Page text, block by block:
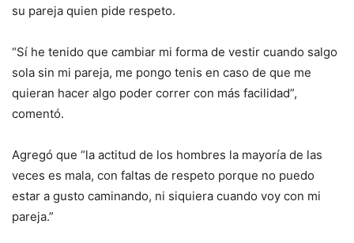
su pareja quien pide respeto.
“Sí he tenido que cambiar mi forma de vestir cuando salgo
sola sin mi pareja, me pongo tenis en caso de que me
quieran hacer algo poder correr con más facilidad”,
comentó.
Agregó que “la actitud de los hombres la mayoría de las
veces es mala, con faltas de respeto porque no puedo
estar a gusto caminando, ni siquiera cuando voy con mi
pareja.”